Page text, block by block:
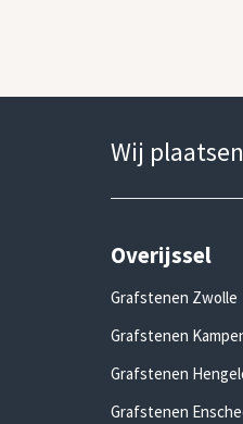
Wij
Overijssel
Grafstenen Zwolle
Grafstenen
Grafstenen
Grafstenen